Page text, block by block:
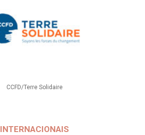
CCFD/Terre Solidaire
INTERNACIONAIS